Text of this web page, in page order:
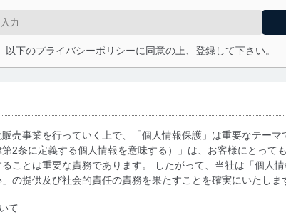
以下のプライバシーポリシーに同意の上、登録して下さい。
売事業を行っていく上で、「個人情報保護」は重要なテーマ
2条に定義する個人情報を意味する）」は、お客様にとって
ことは重要な責務であります。 したがって、当社は「個人
の提供及び社会的責任の責務を果たすことを確実にいたしま
て